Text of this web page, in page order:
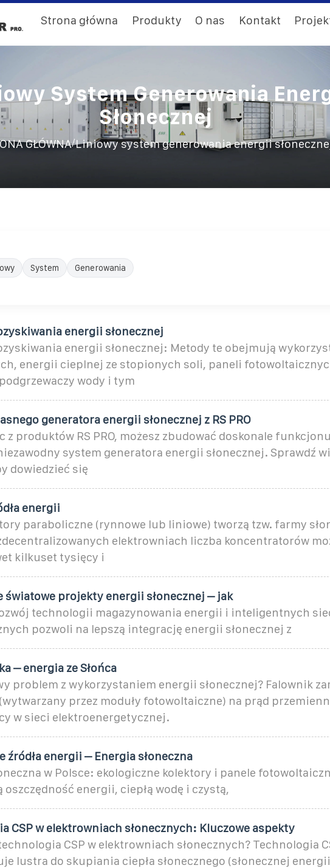
Strona główna Produkty O nas Kontakt
System Generowania
Słonecznej
GŁÓWNA/Liniowy system generowania energii
System Generowania
energii słonecznej
energii słonecznej: Metody te obejmują
energii cieplnej ze stopionych soli, paneli
wody i tym
generatora energii słonecznej z RS PRO
z produktów RS PRO, możesz zbudować doskonale
system generatora energii słonecznej. Sprawdź
dowiedzieć się
energii
paraboliczne (rynnowe lub liniowe) tworzą tzw. farmy
elektrowniach liczba koncentratorów
kilkuset tysięcy i
światowe projekty energii słonecznej – jak
technologii magazynowania energii i inteligentnych
pozwoli na lepszą integrację energii słonecznej z
– energia ze Słońca
problem z wykorzystaniem energii słonecznej? Falownik
przez moduły fotowoltaiczne) na prąd
w sieci elektroenergetycznej.
źródła energii – Energia słoneczna
w Polsce: ekologiczne kolektory i panele
oszczędność energii, ciepłą wodę i czystą,
CSP w elektrowniach słonecznych: Kluczowe aspekty
CSP w elektrowniach słonecznych? Technologia
lustra do skupiania ciepła słonecznego (słonecznej energii